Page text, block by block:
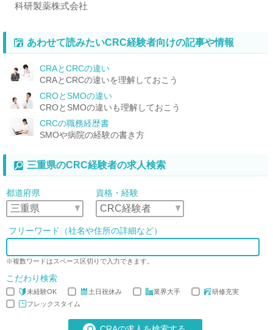
科研製薬株式会社
あわせて読みたいCRC経験者向けの記事や情報
CRAとCRCの違い
CRAとCRCの違いを理解しておこう
CROとSMOの違い
CROとSMOの違いも理解しておこう
CRCの職務経歴書
SMOや病院の経験の書き方
三重県のCRC経験者の求人検索
都道府県 資格・経験
フリーワード（社名や住所の詳細など）
※複数ワードはスペース区切りで入力できます。
こだわり検索
未経験OK 土日祝休み 業界大手
研修充実
フレックスタイム